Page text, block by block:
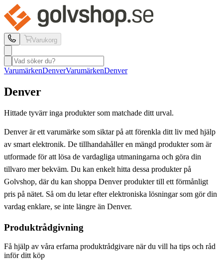
Varukorg
VarumärkenDenverVarumärkenDenver
Denver
Hittade tyvärr inga produkter som matchade ditt urval.
Denver är ett varumärke som siktar på att förenkla ditt liv med hjälp
av smart elektronik. De tillhandahåller en mängd produkter som är
utformade för att lösa de vardagliga utmaningarna och göra din
tillvaro mer bekväm. Du kan enkelt hitta dessa produkter på
Golvshop, där du kan shoppa Denver produkter till ett förmånligt
pris på nätet. Så om du letar efter elektroniska lösningar som gör din
vardag enklare, se inte längre än Denver.
Produktrådgivning
Få hjälp av våra erfarna produktrådgivare när du vill ha tips och råd
inför ditt köp